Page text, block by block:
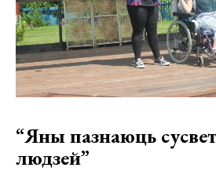
“Яны пазнаюць
людзей”